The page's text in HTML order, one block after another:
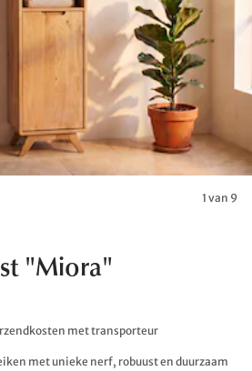
1 van 9
"Miora"
met transporteur
met unieke nerf, robuust en duurzaam